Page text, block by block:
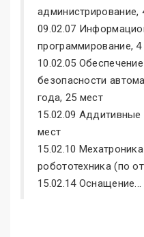
администрирование,
09.02.07
программирование,
10.02.05
безопасности
года, 25 мест
15.02.09 Аддитивные
мест
15.02.10
робототехника (по
15.02.14 Оснащение...